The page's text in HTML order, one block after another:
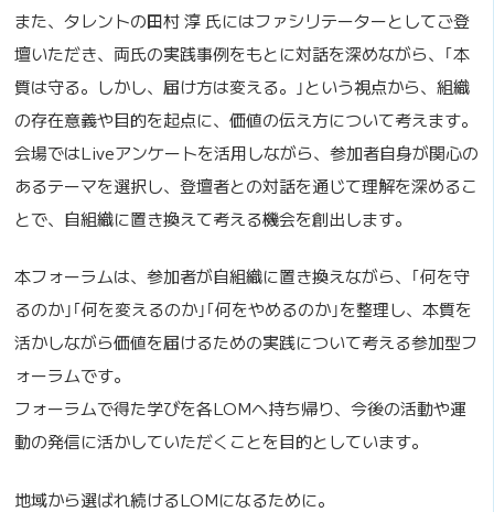
また、タレントの田村 淳 氏にはファシリテーターとしてご登
壇いただき、両氏の実践事例をもとに対話を深めながら、｢本
質は守る。しかし、届け方は変える。｣という視点から、組織
の存在意義や目的を起点に、価値の伝え方について考えます。
会場ではLiveアンケートを活用しながら、参加者自身が関心の
あるテーマを選択し、登壇者との対話を通じて理解を深めるこ
とで、自組織に置き換えて考える機会を創出します。
本フォーラムは、参加者が自組織に置き換えながら、｢何を守
るのか｣｢何を変えるのか｣｢何をやめるのか｣を整理し、本質を
活かしながら価値を届けるための実践について考える参加型フ
ォーラムです。
フォーラムで得た学びを各LOMへ持ち帰り、今後の活動や運
動の発信に活かしていただくことを目的としています。
地域から選ばれ続けるLOMになるために。